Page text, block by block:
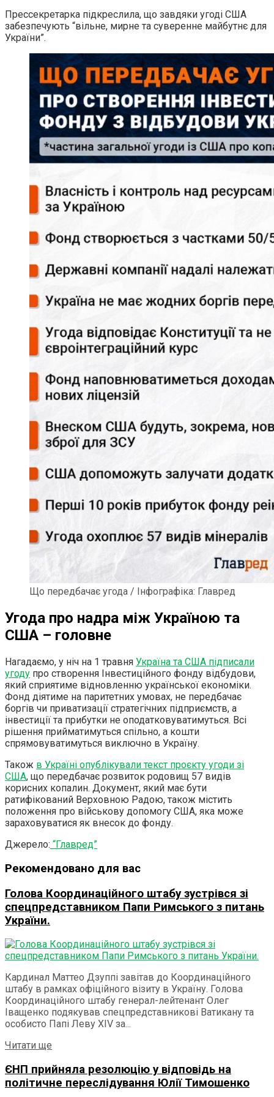
Прессекретарка підкреслила, що завдяки угоді США
забезпечують “вільне, мирне та суверенне майбутнє для
України”.
Що передбачає угода / Інфографіка: Главред
Угода про надра між Україною та
США – головне
Нагадаємо, у ніч на 1 травня Україна та США підписали
угоду про створення Інвестиційного фонду відбудови,
який сприятиме відновленню української економіки.
Фонд діятиме на паритетних умовах, не передбачає
боргів чи приватизації стратегічних підприємств, а
інвестиції та прибутки не оподатковуватимуться. Всі
рішення прийматимуться спільно, а кошти
спрямовуватимуться виключно в Україну.
Також в Україні опублікували текст проєкту угоди зі
США, що передбачає розвиток родовищ 57 видів
корисних копалин. Документ, який має бути
ратифікований Верховною Радою, також містить
положення про військову допомогу США, яка може
зараховуватися як внесок до фонду.
Джерело: “Главред”
Рекомендовано для вас
Голова Координаційного штабу зустрівся зі
спецпредставником Папи Римського з питань
України.
Кардинал Маттео Дзуппі завітав до Координаційного
штабу в рамках офіційного візиту в Україну. Голова
Координаційного штабу генерал-лейтенант Олег
Іващенко подякував спецпредставникові Ватикану та
особисто Папі Леву ХІV за...
Читати ще
ЄНП прийняла резолюцію у відповідь на
політичне переслідування Юлії Тимошенко